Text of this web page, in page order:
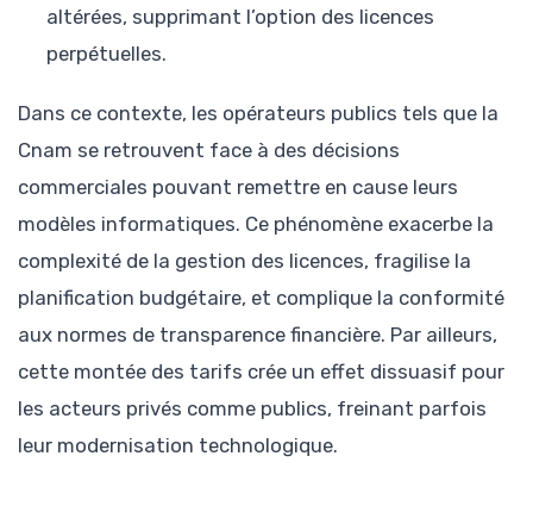
altérées, supprimant l’option des licences
perpétuelles.
Dans ce contexte, les opérateurs publics tels que la
Cnam se retrouvent face à des décisions
commerciales pouvant remettre en cause leurs
modèles informatiques. Ce phénomène exacerbe la
complexité de la gestion des licences, fragilise la
planification budgétaire, et complique la conformité
aux normes de transparence financière. Par ailleurs,
cette montée des tarifs crée un effet dissuasif pour
les acteurs privés comme publics, freinant parfois
leur modernisation technologique.